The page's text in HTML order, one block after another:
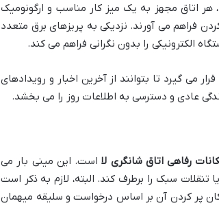
هر اتاق مجهز به یک میز کار مناسب و ارگونومیک
فراهم می آورند. نزدیکی به پریزهای برق متعدد
الکترونیکی را بدون نگرانی فراهم می کند.
می گیرد تا بتوانند از آخرین اخبار و رویدادهای
عادی و دسترسی به اطلاعات روز را می بخشد.
رفاهی اتاق شانگری لااست. این مینی بار می
تنقلات سبک را برطرف کند. البته، لازم به ذکر است
پر کردن آن بر اساس درخواست و سلیقه میهمان